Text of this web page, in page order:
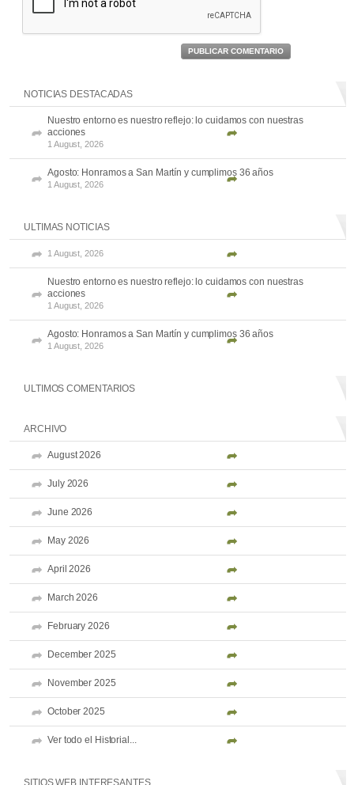
PUBLICAR COMENTARIO
NOTICIAS DESTACADAS
Nuestro entorno es nuestro reflejo: lo cuidamos con nuestras
acciones
1 August, 2026
Agosto: Honramos a San Martín y cumplimos 36 años
1 August, 2026
ULTIMAS NOTICIAS
1 August, 2026
Nuestro entorno es nuestro reflejo: lo cuidamos con nuestras
acciones
1 August, 2026
Agosto: Honramos a San Martín y cumplimos 36 años
1 August, 2026
ULTIMOS COMENTARIOS
ARCHIVO
August 2026
July 2026
June 2026
May 2026
April 2026
March 2026
February 2026
December 2025
November 2025
October 2025
Ver todo el Historial...
SITIOS WEB INTERESANTES